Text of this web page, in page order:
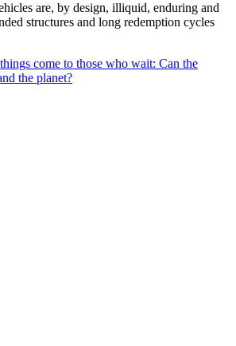
are, by design, illiquid, enduring and
structures and long redemption cycles
come to those who wait: Can the
the planet?